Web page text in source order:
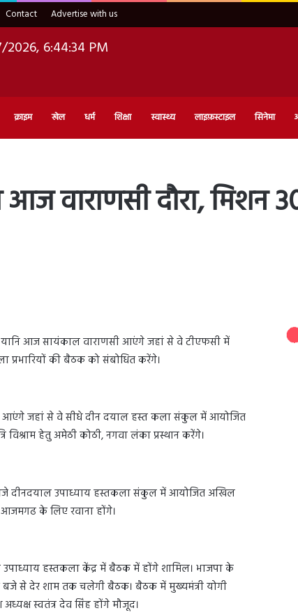
Contact Advertise with us
6:44:35 PM
क्राइम खेल धर्म शिक्षा स्वास्थ्य लाइफ़स्टाइल सिनेमा
आज वाराणसी दौरा,
यानि आज सायंकाल वाराणसी आएंगे जहां से वे टीएफसी में
प्रभारियों की बैठक को संबोधित करेंगे।
आएंगे जहां से वे सीधे दीन दयाल हस्त कला संकुल में आयोजित
हेतु अमेठी कोठी, नगवा लंका प्रस्थान करेंगे।
बजे दीनदयाल उपाध्याय हस्तकला संकुल में आयोजित अखिल
के लिए रवाना होंगे।
हस्तकला केंद्र में बैठक में होंगे शामिल। भाजपा के
बजे से देर शाम तक चलेगी बैठक। बैठक में मुख्यमंत्री योगी
अध्यक्ष स्वतंत्र देव सिंह होंगे मौजूद।